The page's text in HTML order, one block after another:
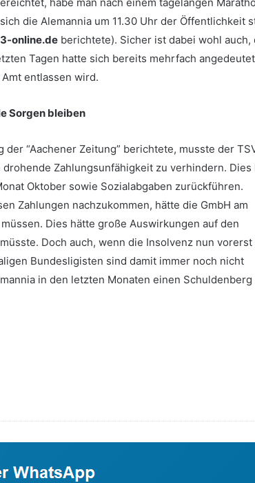
die Alemannia um 11.30 Uhr der Öffentlichkeit
online.de berichtete). Sicher ist dabei wohl auch,
Tagen hatte sich bereits mehrfach
entlassen wird.
Sorgen bleiben
“Aachener Zeitung” berichtete, musste der
Zahlungsunfähigkeit zu verhindern. Dies
Oktober sowie Sozialabgaben zurückführen.
Zahlungen nachzukommen, hätte die GmbH am
Dies hätte große Auswirkungen auf den
Doch auch, wenn die Insolvenz nun vorerst
Bundesligisten sind damit immer noch nicht
in den letzten Monaten einen Schuldenberg